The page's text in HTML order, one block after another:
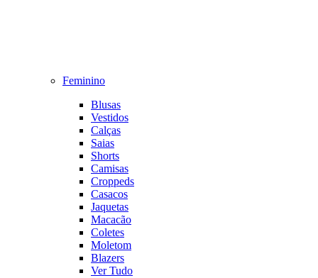
Feminino
Blusas
Vestidos
Calças
Saias
Shorts
Camisas
Croppeds
Casacos
Jaquetas
Macacão
Coletes
Moletom
Blazers
Ver Tudo